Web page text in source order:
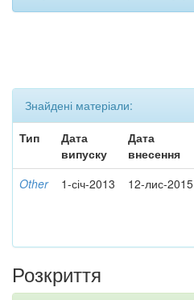
Знайдені матеріали:
Тип
Дата
випуску
Дата
внесення
Other 1-січ-2013 12-лис-2015
Розкриття